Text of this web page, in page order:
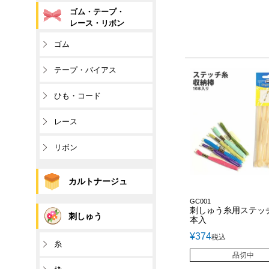
GC001
刺しゅう糸用ステッ
本入
¥374税込
品切中
ゴム・テープ・
レース・リボン
ゴム
テープ・バイアス
ひも・コード
レース
リボン
カルトナージュ
刺しゅう
糸